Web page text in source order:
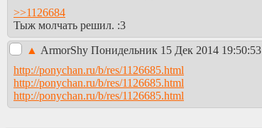
>>1126684
Тыж молчать решил. :3
▲ АrmorShy Понидельник 15 Дек 2014 19:50:53
http://ponychan.ru/b/res/1126685.html
http://ponychan.ru/b/res/1126685.html
http://ponychan.ru/b/res/1126685.html